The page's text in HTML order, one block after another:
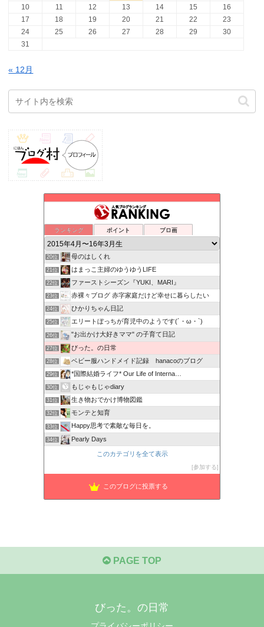
10
11 12 13 14 15
16
17
18 19 20 21 22
23
24
25 26 27 28 29
30
31
« 12月
ランキング ポイント ブロ画
20位 母のはしくれ
21位 はまっこ主婦のゆうゆうLIFE
22位 ファーストシーズン『YUKI、MARI』
23位 赤裸々ブログ 赤字家庭だけど幸せに暮らしたい
24位 ひかりちゃん日記
25位 エリートぼっちが育児中のようです(´・ω・`)
26位 "お出かけ大好きママ" の子育て日記
27位 びった。の日常
28位 ベビー服ハンドメイド記録 hanacoのブログ
29位 *国際結婚ライフ* Our Life of Interna…
30位 もじゃもじゃdiary
31位 生き物おでかけ博物図鑑
32位 モンテと知育
33位 Happy思考で素敵な毎日を。
34位 Pearly Days
このカテゴリを全て表示
参加する
このブログに投票する
PAGE TOP
びった。の日常